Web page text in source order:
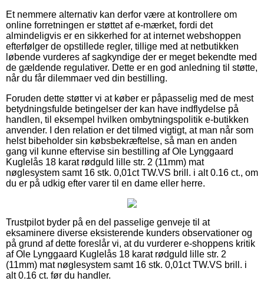
Et nemmere alternativ kan derfor være at kontrollere om
online forretningen er støttet af e-mærket, fordi det
almindeligvis er en sikkerhed for at internet webshoppen
efterfølger de opstillede regler, tillige med at netbutikken
løbende vurderes af sagkyndige der er meget bekendte med
de gældende regulativer. Dette er en god anledning til støtte,
når du får dilemmaer ved din bestilling.
Foruden dette støtter vi at køber er påpasselig med de mest
betydningsfulde betingelser der kan have indflydelse på
handlen, til eksempel hvilken ombytningspolitik e-butikken
anvender. I den relation er det tilmed vigtigt, at man når som
helst bibeholder sin købsbekræftelse, så man en anden
gang vil kunne eftervise sin bestilling af Ole Lynggaard
Kuglelås 18 karat rødguld lille str. 2 (11mm) mat
nøglesystem samt 16 stk. 0,01ct TW.VS brill. i alt 0.16 ct., om
du er på udkig efter varer til en dame eller herre.
Trustpilot byder på en del passelige genveje til at
eksaminere diverse eksisterende kunders observationer og
på grund af dette foreslår vi, at du vurderer e-shoppens kritik
af Ole Lynggaard Kuglelås 18 karat rødguld lille str. 2
(11mm) mat nøglesystem samt 16 stk. 0,01ct TW.VS brill. i
alt 0.16 ct. før du handler.